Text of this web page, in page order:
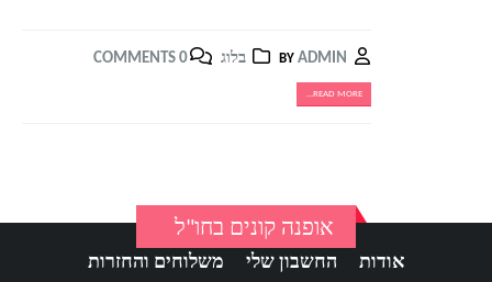
BY ADMIN בלוג 0 COMMENTS
READ MORE...
אופנה קונים בחו"ל
אודות החשבון שלי
משלוחים והחזרות